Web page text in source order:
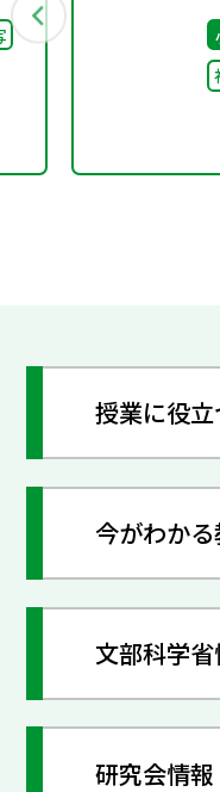
授業に役
今がわか
文部科学
研究会情報